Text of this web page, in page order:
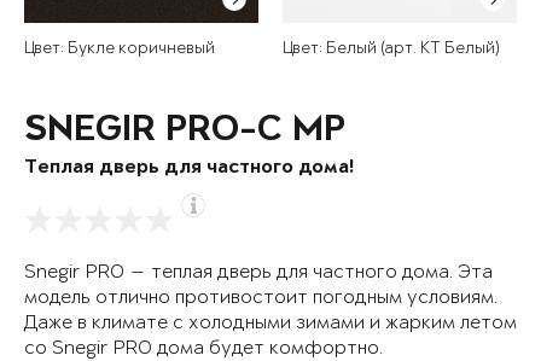
Цвет: Букле коричневый Цвет: Белый (арт. КТ Белый)
SNEGIR PRO-C MP
Теплая дверь для частного дома!
Snegir PRO — теплая дверь для частного дома. Эта
модель отлично противостоит погодным условиям.
Даже в климате с холодными зимами и жарким летом
со Snegir PRO дома будет комфортно.